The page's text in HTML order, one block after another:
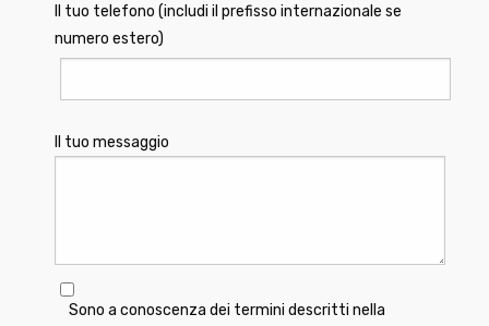
Il tuo telefono (includi il prefisso internazionale se
numero estero)
Il tuo messaggio
Sono a conoscenza dei termini descritti nella